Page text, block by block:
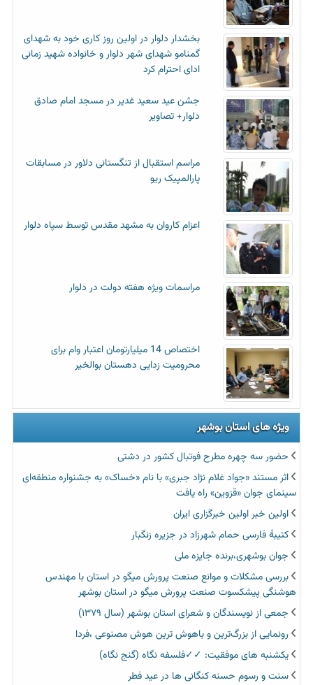
بخشدار دلوار در اولین روز کاری خود به شهدای
گمنامو شهدای شهر دلوار و خانواده شهید زمانی
ادای احترام کرد
جشن عید سعید غدیر در مسجد امام صادق
دلوار+ تصاویر
مراسم استقبال از تنگستانی دلاور در مسابقات
پارالمپیک ریو
اعزام کاروان به مشهد مقدس توسط سپاه دلوار
مراسمات ویژه هفته دولت در دلوار
اختصاص 14 میلیارتومان اعتبار وام برای
محرومیت زدایی دهستان بوالخیر
ویژه های استان بوشهر
حضور سه چهره مطرح فوتبال کشور در دشتی
اثر مستند «جواد غلام نژاد جبری» با نام «خساک» به جشنواره منطقه‌ای
سینمای جوان «قزوین» راه یافت
اولین خبر اولین خبرگزاری ایران‏
کتیبۀ فارسی حمام شهرزاد در جزیره زنگبار
جوان بوشهری،برنده جایزه ملی
بررسی مشکلات و موانع صنعت پرورش میگو در استان با مهندس
هوشنگی پیشکسوت صنعت پرورش میگو در استان بوشهر
جمعی از نویسندگان و شعرای استان بوشهر (سال ۱۳۷۹)
رونمایی از بزرگ‌ترین و باهوش ترین هوش مصنوعی ،فردا
یکشنبه های موفقیت: ✓✓فلسفه نگاه (گنج نگاه)
سنت و رسوم حسنه کنگانی ها در عید فطر